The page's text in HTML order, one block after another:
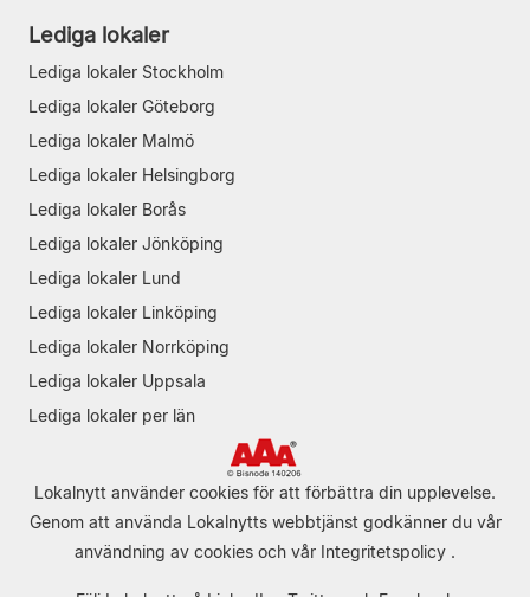
Lediga lokaler
Lediga lokaler Stockholm
Lediga lokaler Göteborg
Lediga lokaler Malmö
Lediga lokaler Helsingborg
Lediga lokaler Borås
Lediga lokaler Jönköping
Lediga lokaler Lund
Lediga lokaler Linköping
Lediga lokaler Norrköping
Lediga lokaler Uppsala
Lediga lokaler per län
Lokalnytt använder cookies för att förbättra din upplevelse.
Genom att använda Lokalnytts webbtjänst godkänner du vår
användning av cookies och vår Integritetspolicy .